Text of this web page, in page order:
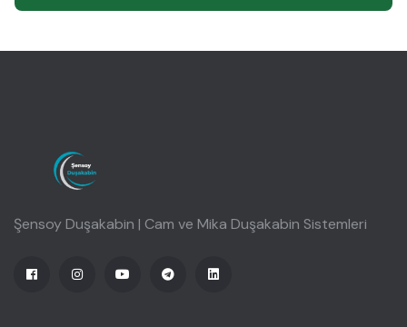
Şensoy Duşakabin | Cam ve Mika Duşakabin Sistemleri